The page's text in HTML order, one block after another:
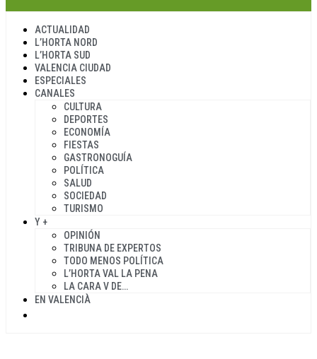
ACTUALIDAD
L’HORTA NORD
L’HORTA SUD
VALENCIA CIUDAD
ESPECIALES
CANALES
CULTURA
DEPORTES
ECONOMÍA
FIESTAS
GASTRONOGUÍA
POLÍTICA
SALUD
SOCIEDAD
TURISMO
Y +
OPINIÓN
TRIBUNA DE EXPERTOS
TODO MENOS POLÍTICA
L’HORTA VAL LA PENA
LA CARA V DE…
EN VALENCIÀ